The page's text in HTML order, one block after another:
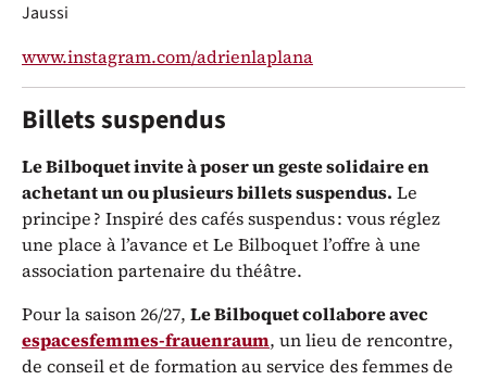
Jaussi
www.instagram.com/adrienlaplana
Billets suspendus
Le Bilboquet invite à poser un geste solidaire en
achetant un ou plusieurs billets suspendus. Le
principe ? Inspiré des cafés suspendus : vous réglez
une place à l’avance et Le Bilboquet l’offre à une
association partenaire du théâtre.
Pour la saison 26/27, Le Bilboquet collabore avec
espacesfemmes-frauenraum, un lieu de rencontre,
de conseil et de formation au service des femmes de